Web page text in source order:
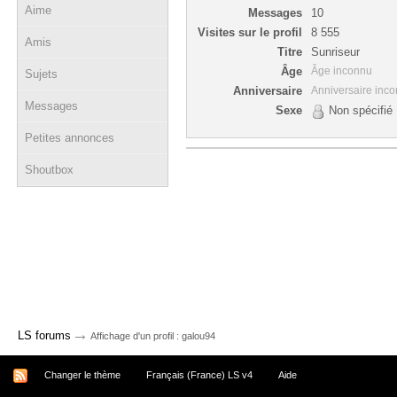
Aime
Amis
Sujets
Messages
Petites annonces
Shoutbox
Messages
10
Visites sur le profil
8 555
Titre
Sunriseur
Âge
Âge inconnu
Anniversaire Anniversaire
Sexe Non spécifié
LS forums → Affichage d'un profil : galou94
Changer le thème Français (France) LS v4 Aide